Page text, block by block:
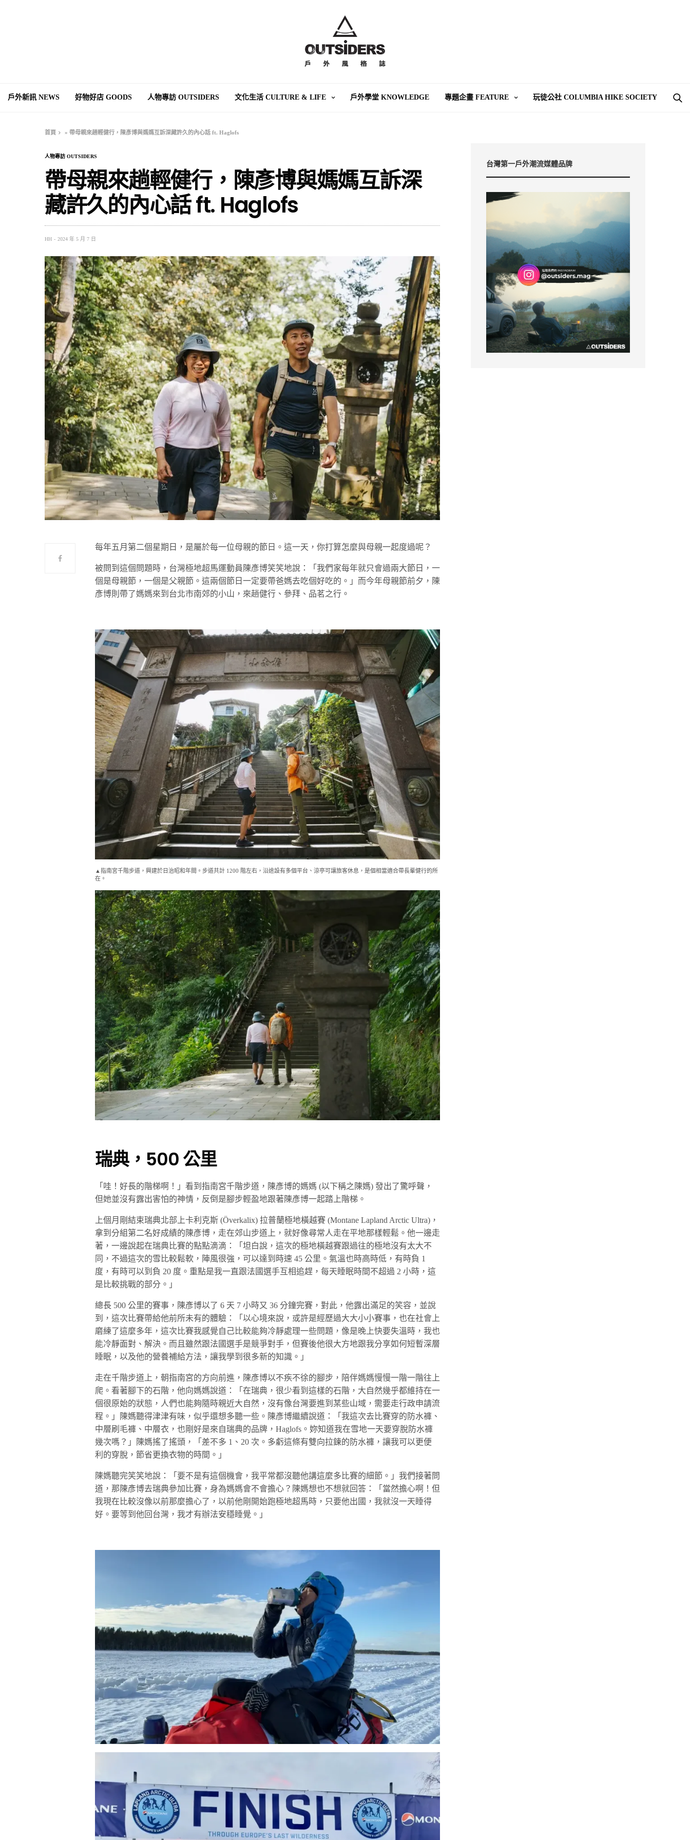
戶外新訊 NEWS 好物好店 GOODS 人物專訪 OUTSIDERS 文化生活 CULTURE & LIFE 戶外學堂 KNOWLEDGE 專題企畫 FEATURE 玩徒公社 COLUMBIA HIKE SOCIETY
首頁 »帶母親來趟輕健行，陳彥博與媽媽互訴深藏許久的內心話 ft. Haglofs
人物專訪 OUTSIDERS
帶母親來趟輕健行，陳彥博與媽媽互訴深
藏許久的內心話 ft. Haglofs
HH 2024 年 5 月 7 日
每年五月第二個星期日，是屬於每一位母親的節日。這一天，你打算怎麼與母親一起度過呢？
被問到這個問題時，台灣極地超馬運動員陳彥博笑笑地說：「我們家每年就只會過兩大節日，一
個是母親節，一個是父親節。這兩個節日一定要帶爸媽去吃個好吃的。」而今年母親節前夕，陳
彥博則帶了媽媽來到台北市南郊的小山，來趟健行、參拜、品茗之行。
▲指南宮千階步道，興建於日治昭和年間。步道共計 1200 階左右，沿途設有多個平台、涼亭可讓旅客休息，是個相當適合帶長輩健行的所
在。
瑞典，500 公里
「哇！好長的階梯啊！」看到指南宮千階步道，陳彥博的媽媽 (以下稱之陳媽) 發出了驚呼聲，
但她並沒有露出害怕的神情，反倒是腳步輕盈地跟著陳彥博一起踏上階梯。
上個月剛結束瑞典北部上卡利克斯 (Överkalix) 拉普蘭極地橫越賽 (Montane Lapland Arctic Ultra)，
拿到分組第二名好成績的陳彥博，走在郊山步道上，就好像尋常人走在平地那樣輕鬆。他一邊走
著，一邊說起在瑞典比賽的點點滴滴：「坦白說，這次的極地橫越賽跟過往的極地沒有太大不
同，不過這次的雪比較鬆軟，陣風很強，可以達到時速 45 公里。氣溫也時高時低，有時負 1
度，有時可以到負 20 度。重點是我一直跟法國選手互相追趕，每天睡眠時間不超過 2 小時，這
是比較挑戰的部分。」
總長 500 公里的賽事，陳彥博以了 6 天 7 小時又 36 分鐘完賽，對此，他露出滿足的笑容，並說
到，這次比賽帶給他前所未有的體驗：「以心境來說，或許是經歷過大大小小賽事，也在社會上
磨練了這麼多年，這次比賽我感覺自己比較能夠冷靜處理一些問題，像是晚上快要失溫時，我也
能冷靜面對、解決。而且雖然跟法國選手是競爭對手，但賽後他很大方地跟我分享如何短暫深層
睡眠，以及他的營養補給方法，讓我學到很多新的知識。」
走在千階步道上，朝指南宮的方向前進，陳彥博以不疾不徐的腳步，陪伴媽媽慢慢一階一階往上
爬。看著腳下的石階，他向媽媽說道：「在瑞典，很少看到這樣的石階，大自然幾乎都維持在一
個很原始的狀態，人們也能夠隨時親近大自然，沒有像台灣要進到某些山域，需要走行政申請流
程。」陳媽聽得津津有味，似乎還想多聽一些。陳彥博繼續說道：「我這次去比賽穿的防水褲、
中層刷毛褲、中層衣，也剛好是來自瑞典的品牌，Haglofs。妳知道我在雪地一天要穿脫防水褲
幾次嗎？」陳媽搖了搖頭，「差不多 1、20 次。多虧這條有雙向拉鍊的防水褲，讓我可以更便
利的穿脫，節省更換衣物的時間。」
陳媽聽完笑笑地說：「要不是有這個機會，我平常都沒聽他講這麼多比賽的細節。」我們接著問
道，那陳彥博去瑞典參加比賽，身為媽媽會不會擔心？陳媽想也不想就回答：「當然擔心啊！但
我現在比較沒像以前那麼擔心了，以前他剛開始跑極地超馬時，只要他出國，我就沒一天睡得
好。要等到他回台灣，我才有辦法安穩睡覺。」
台灣第一戶外潮流媒體品牌